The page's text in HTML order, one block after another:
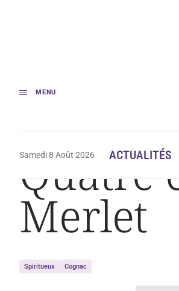
MENU
Samedi 8 Août 2026 ACTUALITÉS
Accueil Dégustation Quatre cognacs et
Quatre
Merlet
Spiritueux Cognac